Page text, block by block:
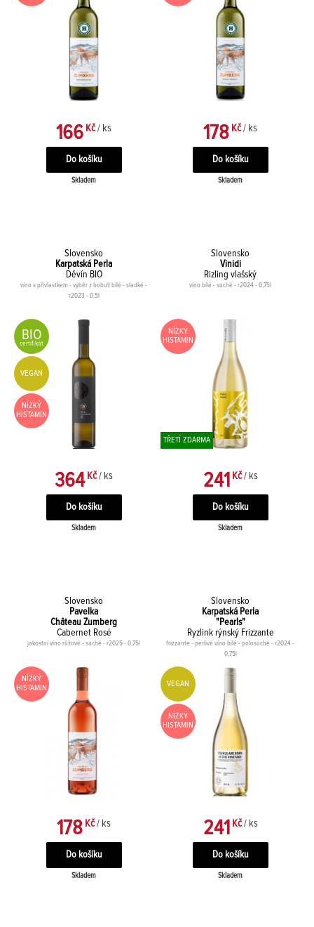
166 Kč / ks
Skladem
178 Kč / ks
Skladem
Slovensko
Karpatská Perla
Děvín BIO
víno s přívlastkem - výběr z bobulí bílé - sladké -
r2023 - 0,5l
BIO
certifikát
VEGAN
NÍZKÝ
HISTAMIN
364 Kč / ks
Skladem
Slovensko
Vinidi
Rizling vlašský
víno bílé - suché - r2024 - 0,75l
NÍZKÝ
HISTAMIN
TŘETÍ ZDARMA
241 Kč / ks
Skladem
Slovensko
Pavelka
Château Zumberg
Cabernet Rosé
jakostní víno růžové - suché - r2025 - 0,75l
NÍZKÝ
HISTAMIN
178 Kč / ks
Skladem
Slovensko
Karpatská Perla
"Pearls"
Ryzlink rýnský Frizzante
frizzante - perlivé víno bílé - polosuché - r2024 -
0,75l
VEGAN
NÍZKÝ
HISTAMIN
241 Kč / ks
Skladem